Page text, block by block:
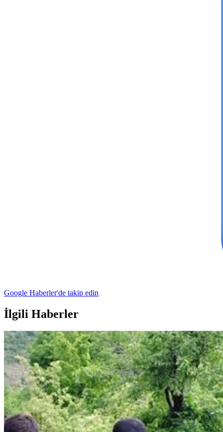
Google Haberler'de takip edin
İlgili Haberler